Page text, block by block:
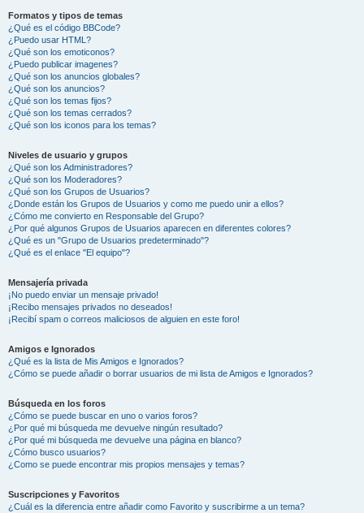
Formatos y tipos de temas
¿Qué es el código BBCode?
¿Puedo usar HTML?
¿Qué son los emoticonos?
¿Puedo publicar imagenes?
¿Qué son los anuncios globales?
¿Qué son los anuncios?
¿Qué son los temas fijos?
¿Qué son los temas cerrados?
¿Qué son los iconos para los temas?
Niveles de usuario y grupos
¿Qué son los Administradores?
¿Qué son los Moderadores?
¿Qué son los Grupos de Usuarios?
¿Donde están los Grupos de Usuarios y como me puedo unir a ellos?
¿Cómo me convierto en Responsable del Grupo?
¿Por qué algunos Grupos de Usuarios aparecen en diferentes colores?
¿Qué es un "Grupo de Usuarios predeterminado"?
¿Qué es el enlace "El equipo"?
Mensajería privada
¡No puedo enviar un mensaje privado!
¡Recibo mensajes privados no deseados!
¡Recibí spam o correos maliciosos de alguien en este foro!
Amigos e Ignorados
¿Qué es la lista de Mis Amigos e Ignorados?
¿Cómo se puede añadir o borrar usuarios de mi lista de Amigos e Ignorados?
Búsqueda en los foros
¿Cómo se puede buscar en uno o varios foros?
¿Por qué mi búsqueda me devuelve ningún resultado?
¿Por qué mi búsqueda me devuelve una página en blanco?
¿Cómo busco usuarios?
¿Como se puede encontrar mis propios mensajes y temas?
Suscripciones y Favoritos
¿Cuál es la diferencia entre añadir como Favorito y suscribirme a un tema?